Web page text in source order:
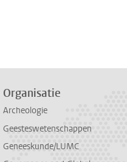
Organisatie
Archeologie
Geesteswetenschappen
Geneeskunde/LUMC